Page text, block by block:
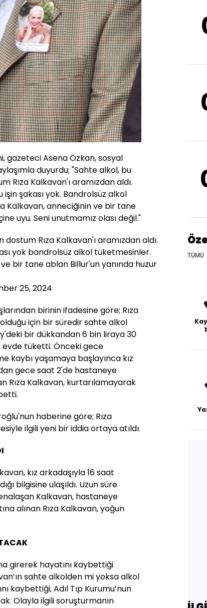
gazeteci Asena Özkan, sosyal
duyurdu; "Sahte alkol, bu
Rıza Kalkavan'ı aramızdan aldı.
işin şakası yok. Bandrolsüz alkol
Kalkavan, anneciğinin ve bir tane
uyu. Seni unutmamız olası değil."
Rıza Kalkavan'ı aramızdan aldı.
yok bandrolsüz alkol tüketmesinler.
bir tane ablan Billur'un yanında huzur
25, 2024
birinin ifadesine göre; Rıza
için bir süredir sahte alkol
bir dükkandan 6 bin liraya 30
evde tüketti. Önceki gece
kaybı yaşamaya başlayınca kız
gece saat 2'de hastaneye
Rıza Kalkavan, kurtarılamayarak
haberine göre; Rıza
ilgili yeni bir iddia ortaya atıldı.
kız arkadaşıyla 16 saat
bilgisine ulaşıldı. Uzun süre
Kalkavan, hastaneye
alınan Rıza Kalkavan, yoğun
girerek hayatını kaybettiği
sahte alkolden mi yoksa alkol
kaybettiği, Adıl Tıp Kurumu’nun
Olayla ilgili soruşturmanın
TÜMÜ